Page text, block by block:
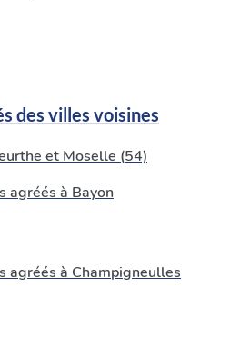
des villes voisines
et Moselle (54)
agréés à Bayon
agréés à Champigneulles